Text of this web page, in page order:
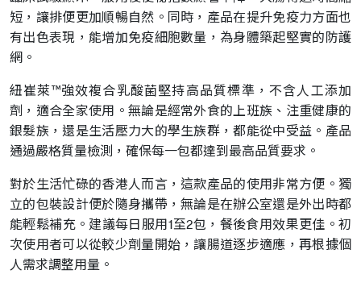
短，讓排便更加順暢自然。同時，產品在提升免疫力方面也
有出色表現，能增加免疫細胞數量，為身體築起堅實的防護
網。
紐崔萊™強效複合乳酸菌堅持高品質標準，不含人工添加
劑，適合全家使用。無論是經常外食的上班族、注重健康的
銀髮族，還是生活壓力大的學生族群，都能從中受益。產品
通過嚴格質量檢測，確保每一包都達到最高品質要求。
對於生活忙碌的香港人而言，這款產品的使用非常方便。獨
立的包裝設計便於隨身攜帶，無論是在辦公室還是外出時都
能輕鬆補充。建議每日服用1至2包，餐後食用效果更佳。初
次使用者可以從較少劑量開始，讓腸道逐步適應，再根據個
人需求調整用量。